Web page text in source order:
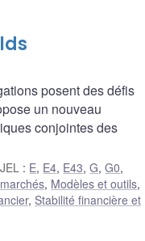
posent des défis
un nouveau
conjointes des
: E, E4, E43,G,G0,
, Modèles et outils,
, Stabilité financière et